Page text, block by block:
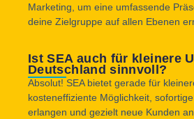
Marketing, um eine umfassende
deine Zielgruppe auf allen Ebenen
Ist SEA auch für kleinere
Deutschland sinnvoll?
Absolut! SEA bietet gerade für
kosteneffiziente Möglichkeit,
erlangen und gezielt neue Kunden